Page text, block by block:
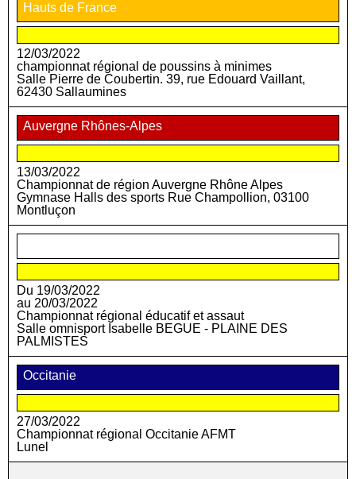
Hauts de France
12/03/2022
championnat régional de poussins à minimes
Salle Pierre de Coubertin. 39, rue Edouard Vaillant,
62430 Sallaumines
Auvergne Rhônes-Alpes
13/03/2022
Championnat de région Auvergne Rhône Alpes
Gymnase Halls des sports Rue Champollion, 03100
Montluçon
Du 19/03/2022
au 20/03/2022
Championnat régional éducatif et assaut
Salle omnisport Isabelle BEGUE - PLAINE DES
PALMISTES
Occitanie
27/03/2022
Championnat régional Occitanie AFMT
Lunel